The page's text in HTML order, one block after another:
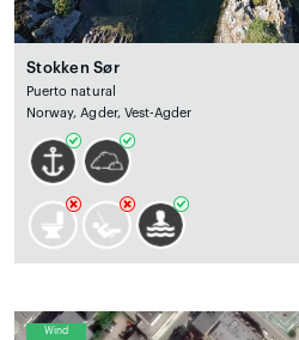
Stokken Sør
Puerto natural
Norway, Agder, Vest-Agder
Wind